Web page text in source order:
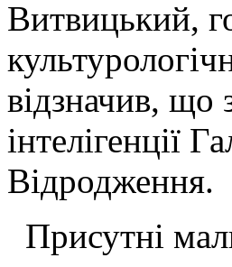
Витвицький,
відзначив, що
інтелігенції
Відродження.
Присутні